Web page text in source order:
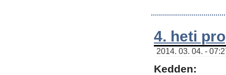
4. heti
2014. 03. 04. -
Kedden: